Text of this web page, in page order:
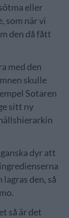
eller
som när vi
den då fått
med den
skulle
Sotaren
sitt ny
dyr att
den, så
så är det